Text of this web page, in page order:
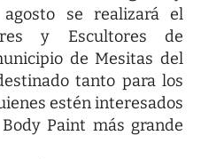
se realizará el
y Escultores de
de Mesitas del
tanto para los
estén interesados
Paint más grande